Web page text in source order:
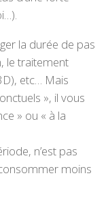
la durée de pas
le traitement
etc… Mais
», il vous
» ou « à la
n’est pas
moins